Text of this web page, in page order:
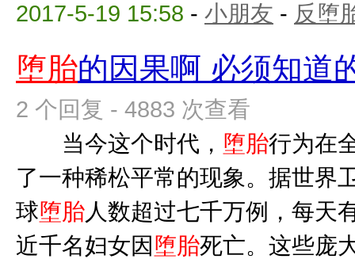
2017-5-19 15:58 - 小朋友 - 反堕
堕胎的因果啊 必须知道
2 个回复 - 4883 次查看
当今这个时代， 堕胎行为在
了一种稀松平常的现象。据世界
球堕胎人数超过七千万例，每天
近千名妇女因堕胎死亡。这些庞